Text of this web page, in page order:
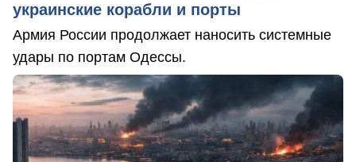
украинские корабли и порты
Армия России продолжает наносить системные
удары по портам Одессы.